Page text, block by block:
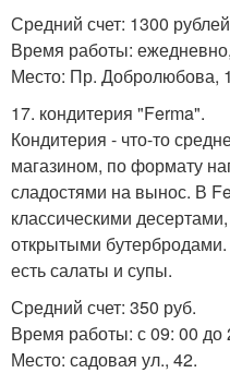
Средний счет: 1300
Время работы:
Место: Пр. Добролюбова,
17. кондитерия "Ferma".
Кондитерия - что-то
магазином, по формату
сладостями на вынос. В
классическими
открытыми
есть салаты и супы.
Средний счет: 350 руб.
Время работы: с 09: 00 до
Место: садовая ул., 42.